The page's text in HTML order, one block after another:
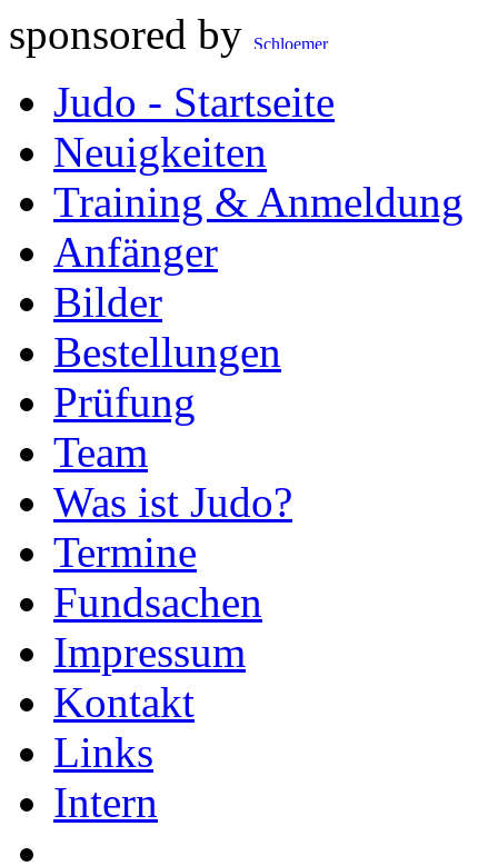
sponsored by
Judo - Startseite
Neuigkeiten
Training & Anmeldung
Anfänger
Bilder
Bestellungen
Prüfung
Team
Was ist Judo?
Termine
Fundsachen
Impressum
Kontakt
Links
Intern